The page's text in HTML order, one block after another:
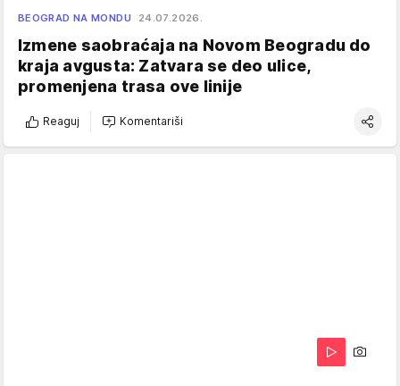
BEOGRAD NA MONDU 24.07.2026.
Izmene saobraćaja na Novom Beogradu do
kraja avgusta: Zatvara se deo ulice,
promenjena trasa ove linije
Reaguj Komentariši